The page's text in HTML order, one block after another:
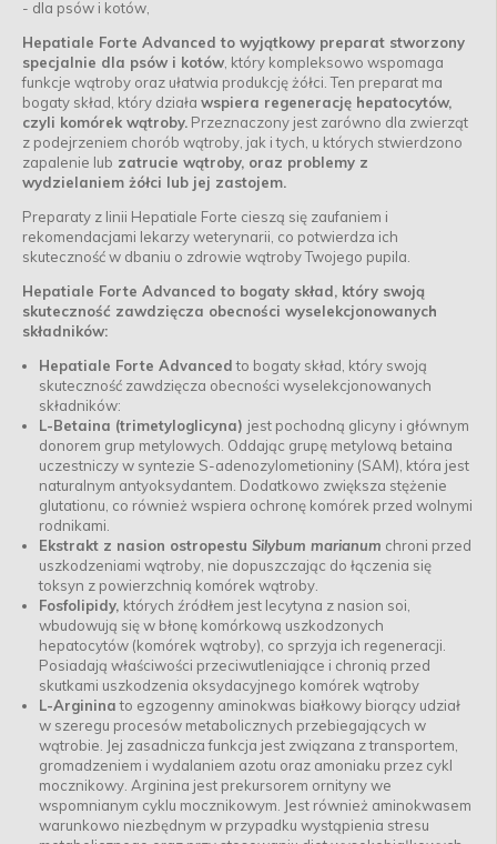
- dla psów i kotów,
Hepatiale Forte Advanced to wyjątkowy preparat stworzony
specjalnie dla psów i kotów , który kompleksowo wspomaga
funkcje wątroby oraz ułatwia produkcję żółci. Ten preparat ma
bogaty skład, który działa wspiera regenerację hepatocytów,
czyli komórek wątroby. Przeznaczony jest zarówno dla zwierząt
z podejrzeniem chorób wątroby, jak i tych, u których stwierdzono
zapalenie lub zatrucie wątroby, oraz problemy z
wydzielaniem żółci lub jej zastojem.
Preparaty z linii Hepatiale Forte cieszą się zaufaniem i
rekomendacjami lekarzy weterynarii, co potwierdza ich
skuteczność w dbaniu o zdrowie wątroby Twojego pupila.
Hepatiale Forte Advanced to bogaty skład, który swoją
skuteczność zawdzięcza obecności wyselekcjonowanych
składników:
Hepatiale Forte Advancedto bogaty skład, który swoją
skuteczność zawdzięcza obecności wyselekcjonowanych
składników:
L-Betaina (trimetyloglicyna) jest pochodną glicyny i głównym
donorem grup metylowych. Oddając grupę metylową betaina
uczestniczy w syntezie S-adenozylometioniny (SAM), która jest
naturalnym antyoksydantem. Dodatkowo zwiększa stężenie
glutationu, co również wspiera ochronę komórek przed wolnymi
rodnikami.
Ekstrakt z nasion ostropestu Silybum marianum chroni przed
uszkodzeniami wątroby, nie dopuszczając do łączenia się
toksyn z powierzchnią komórek wątroby.
Fosfolipidy, których źródłem jest lecytyna z nasion soi,
wbudowują się w błonę komórkową uszkodzonych
hepatocytów (komórek wątroby), co sprzyja ich regeneracji.
Posiadają właściwości przeciwutleniające i chronią przed
skutkami uszkodzenia oksydacyjnego komórek wątroby
L-Argininato egzogenny aminokwas białkowy biorący udział
w szeregu procesów metabolicznych przebiegających w
wątrobie. Jej zasadnicza funkcja jest związana z transportem,
gromadzeniem i wydalaniem azotu oraz amoniaku przez cykl
mocznikowy. Arginina jest prekursorem ornityny we
wspomnianym cyklu mocznikowym. Jest również aminokwasem
warunkowo niezbędnym w przypadku wystąpienia stresu